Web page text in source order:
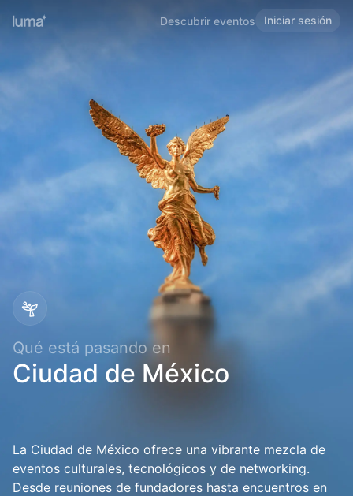
Descubrir eventos Iniciar sesión
Qué está pasando en
Ciudad de México
La Ciudad de México ofrece una vibrante mezcla de
eventos culturales, tecnológicos y de networking.
Desde reuniones de fundadores hasta encuentros en